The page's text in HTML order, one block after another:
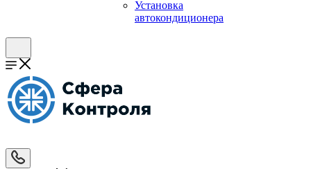
Установка
автокондиционера